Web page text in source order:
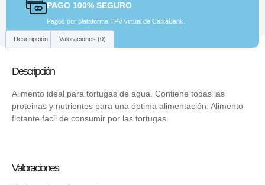
PAGO 100% SEGURO
Pagos por plataforma TPV virtual de CaixaBank.
Descripción Valoraciones (0)
Descripción
Alimento ideal para tortugas de agua. Contiene todas las
proteinas y nutrientes para una óptima alimentación. Alimento
flotante facil de consumir por las tortugas.
Valoraciones